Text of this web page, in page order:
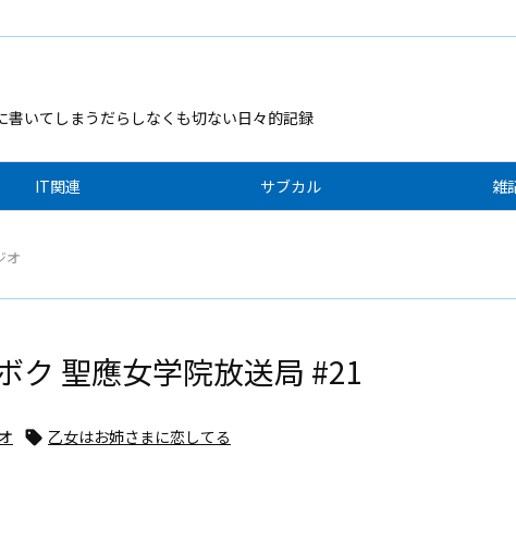
いてしまうだらしなくも切ない日々的記録
IT関連 サブカル 雑
オ
ク 聖應女学院放送局 #21
 乙女はお姉さまに恋してる